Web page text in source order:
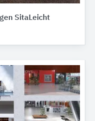
SitaLeicht